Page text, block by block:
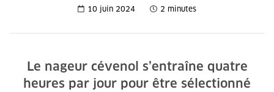
10 juin 2024 2 minutes
Le nageur cévenol s’entraîne quatre
heures par jour pour être sélectionné